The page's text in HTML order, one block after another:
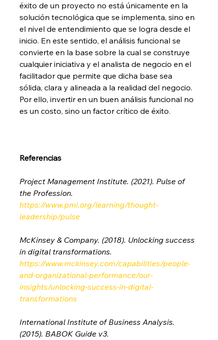
éxito de un proyecto no está únicamente en la
solución tecnológica que se implementa, sino en
el nivel de entendimiento que se logra desde el
inicio. En este sentido, el análisis funcional se
convierte en la base sobre la cual se construye
cualquier iniciativa y el analista de negocio en el
facilitador que permite que dicha base sea
sólida, clara y alineada a la realidad del negocio.
Por ello, invertir en un buen análisis funcional no
es un costo, sino un factor crítico de éxito.
Referencias
Project Management Institute. (2021). Pulse of
the Profession.
https://www.pmi.org/learning/thought-
leadership/pulse
McKinsey & Company. (2018). Unlocking success
in digital transformations.
https://www.mckinsey.com/capabilities/people-
and-organizational-performance/our-
insights/unlocking-success-in-digital-
transformations
International Institute of Business Analysis.
(2015). BABOK Guide v3.